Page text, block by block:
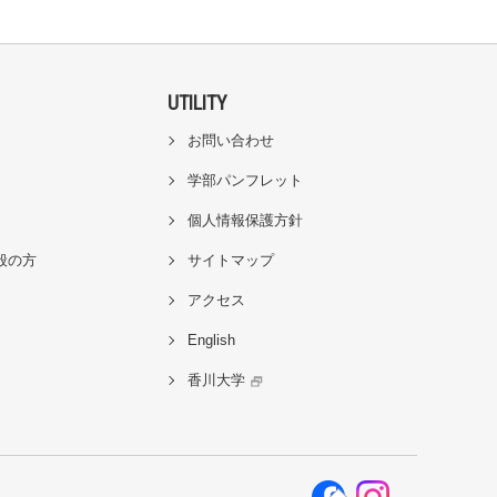
の方
UTILITY
お問い合わせ
学部パンフレット
個人情報保護方針
サイトマップ
アクセス
English
香川大学